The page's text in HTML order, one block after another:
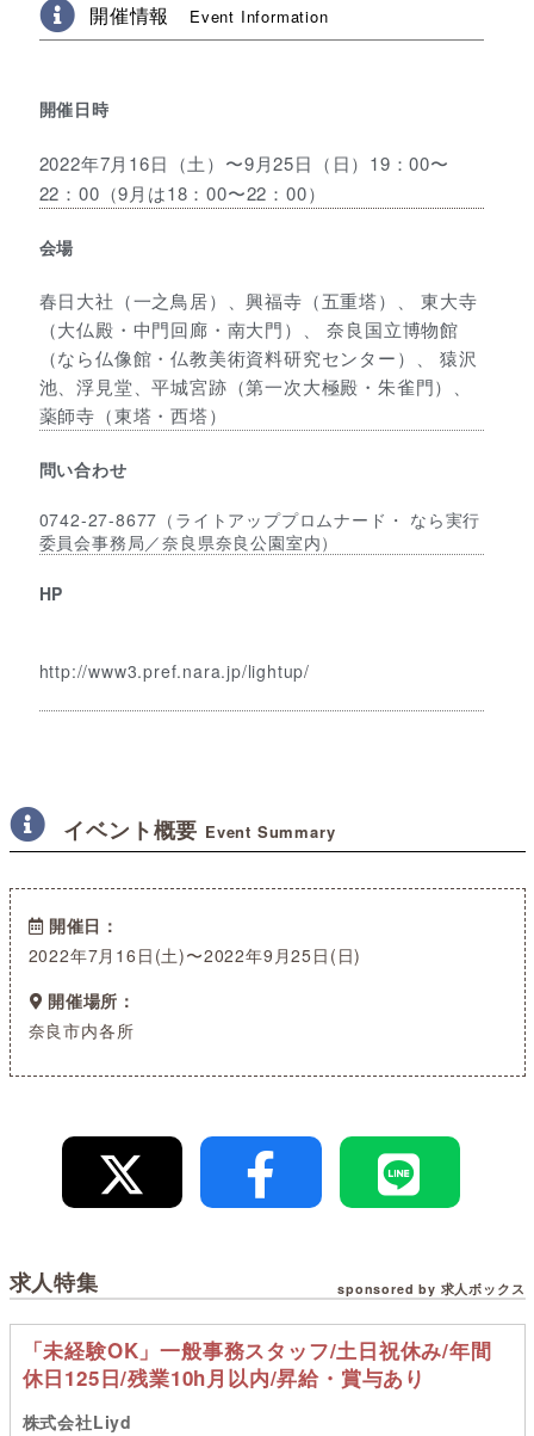
開催情報 Event Information
開催日時
2022年7月16日（土）〜9月25日（日）19：00〜
22：00（9月は18：00〜22：00）
会場
春日大社（一之鳥居）、興福寺（五重塔）、 東大寺
（大仏殿・中門回廊・南大門）、 奈良国立博物館
（なら仏像館・仏教美術資料研究センター）、 猿沢
池、浮見堂、平城宮跡（第一次大極殿・朱雀門）、
薬師寺（東塔・西塔）
問い合わせ
0742-27-8677（ライトアッププロムナード・ なら実行
委員会事務局／奈良県奈良公園室内）
HP
http://www3.pref.nara.jp/lightup/
イベント概要 Event Summary
開催日
2022年7月16日(土)〜2022年9月25日(日)
開催場所
奈良市内各所
求人特集 sponsored by 求人ボックス
「未経験OK」一般事務スタッフ/土日祝休み/年間
休日125日/残業10h月以内/昇給・賞与あり
株式会社Liyd